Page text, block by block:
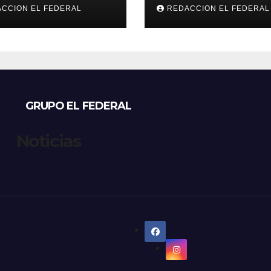
de perros y
denuncian
EL FEDERAL
temperaturas
estables para el
REDACCION EL FEDERAL
GRUPO EL FEDERAL